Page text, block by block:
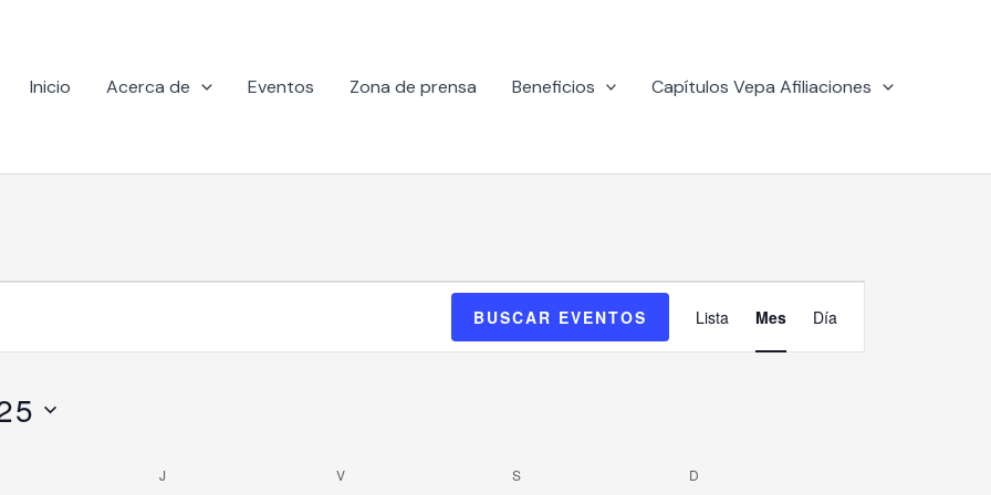
Inicio Acerca de Eventos Zona de prensa Beneficios Capítulos Vepa Afiliaciones
BUSCAR EVENTOS
de
Lista Mes Día
J V S D